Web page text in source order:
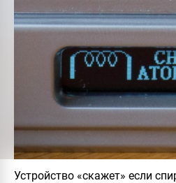
Устройство «скажет» если